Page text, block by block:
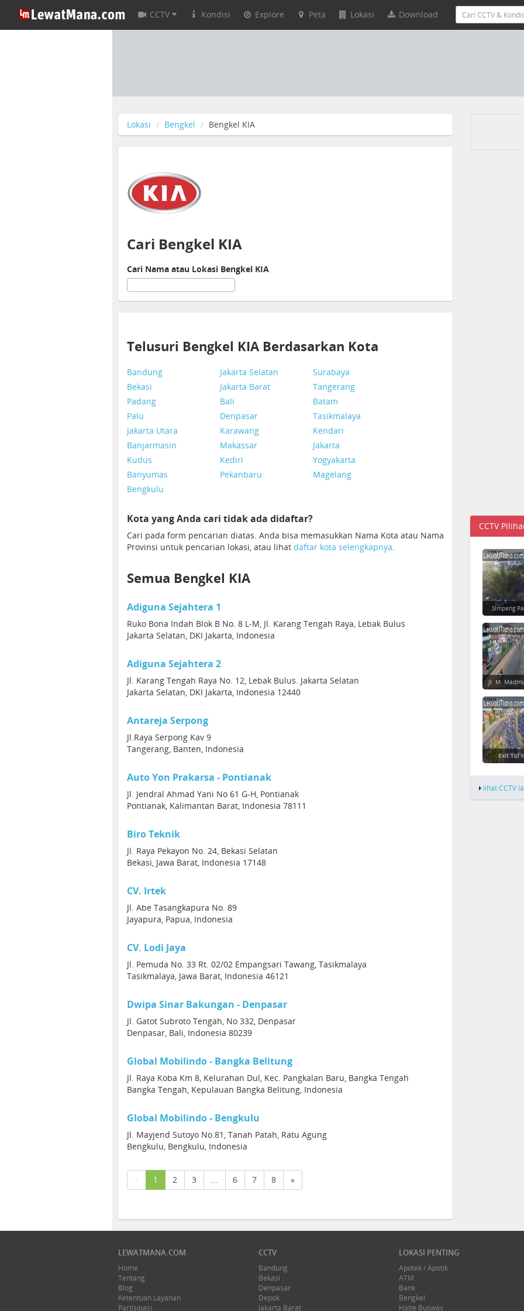
CCTV Kondisi Explore Peta Lokasi Download
Lokasi Bengkel Bengkel KIA
Cari Bengkel KIA
Cari Nama atau Lokasi Bengkel KIA
Telusuri Bengkel KIA Berdasarkan Kota
Bandung Jakarta Selatan
Surabaya
Bekasi
Jakarta Barat
Tangerang
Padang
Bali
Batam
Palu
Denpasar
Tasikmalaya
Jakarta Utara
Karawang
Kendari
Banjarmasin
Makassar
Jakarta
Kudus
Kediri
Yogyakarta
Banyumas
Pekanbaru
Magelang
Bengkulu
Kota yang Anda cari tidak ada didaftar?
Cari pada form pencarian diatas. Anda bisa memasukkan Nama Kota atau Nama
Provinsi untuk pencarian lokasi, atau lihat daftar kota selengkapnya.
Semua Bengkel KIA
Adiguna Sejahtera 1
Ruko Bona Indah Blok B No. 8 L-M, Jl. Karang Tengah Raya, Lebak Bulus
Jakarta Selatan, DKI Jakarta, Indonesia
Adiguna Sejahtera 2
Jl. Karang Tengah Raya No. 12, Lebak Bulus. Jakarta Selatan
Jakarta Selatan, DKI Jakarta, Indonesia 12440
Antareja Serpong
Jl.Raya Serpong Kav 9
Tangerang, Banten, Indonesia
Auto Yon Prakarsa - Pontianak
Jl. Jendral Ahmad Yani No 61 G-H, Pontianak
Pontianak, Kalimantan Barat, Indonesia 78111
Biro Teknik
Jl. Raya Pekayon No. 24, Bekasi Selatan
Bekasi, Jawa Barat, Indonesia 17148
CV. Irtek
Jl. Abe Tasangkapura No. 89
Jayapura, Papua, Indonesia
CV. Lodi Jaya
Jl. Pemuda No. 33 Rt. 02/02 Empangsari Tawang, Tasikmalaya
Tasikmalaya, Jawa Barat, Indonesia 46121
Dwipa Sinar Bakungan - Denpasar
Jl. Gatot Subroto Tengah, No 332, Denpasar
Denpasar, Bali, Indonesia 80239
Global Mobilindo - Bangka Belitung
Jl. Raya Koba Km 8, Kelurahan Dul, Kec. Pangkalan Baru, Bangka Tengah
Bangka Tengah, Kepulauan Bangka Belitung, Indonesia
Global Mobilindo - Bengkulu
Jl. Mayjend Sutoyo No.81, Tanah Patah, Ratu Agung
Bengkulu, Bengkulu, Indonesia
1 (current)
2 3 ... 6 7 8 »
CCTV
Simpang
Jl. M.
Exit Tol
lihat CCTV
LEWATMANA.COM
Home
Tentang
Blog
Ketentuan Layanan
Partisipasi
CCTV
Bandung
Bekasi
Denpasar
Depok
Jakarta Barat
LOKASI PENTING
Apotek / Apotik
ATM
Bank
Bengkel
Halte Busway